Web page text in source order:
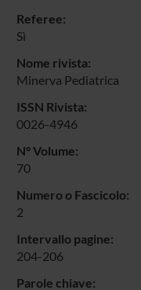
Referee:
Sì
Nome rivista:
Minerva Pediatrica
ISSN Rivista:
0026-4946
N° Volume:
70
Numero o Fascicolo:
2
Intervallo pagine:
204-206
Parole chiave: